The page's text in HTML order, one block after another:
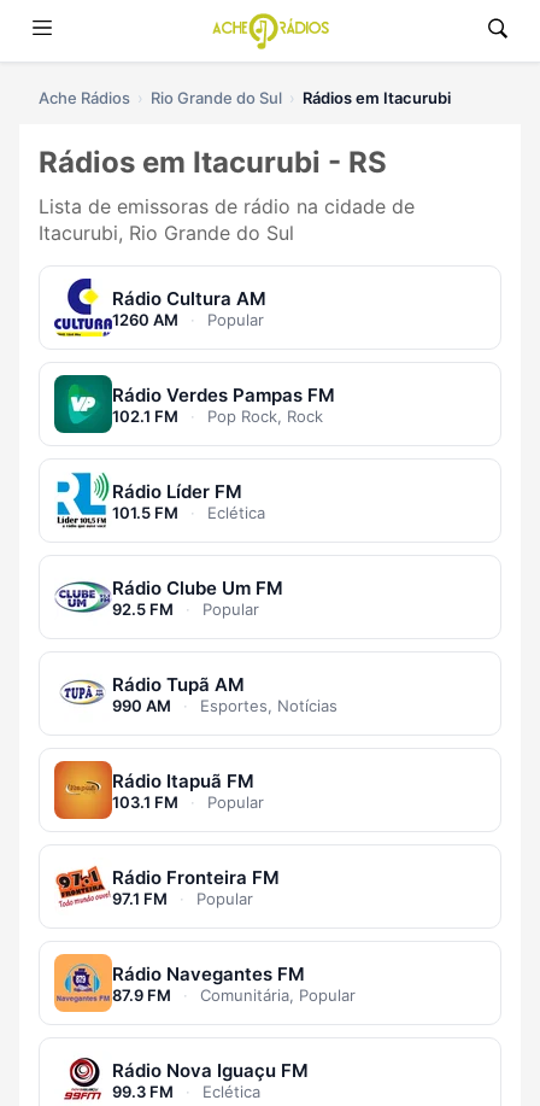
Ache Rádios Rio Grande do Sul Rádios em Itacurubi
Rádios em Itacurubi - RS
Lista de emissoras de rádio na cidade de
Itacurubi, Rio Grande do Sul
Rádio Cultura AM
1260 AM · Popular
Rádio Verdes Pampas FM
102.1 FM · Pop Rock, Rock
Rádio Líder FM
101.5 FM · Eclética
Rádio Clube Um FM
92.5 FM · Popular
Rádio Tupã AM
990 AM · Esportes, Notícias
Rádio Itapuã FM
103.1 FM · Popular
Rádio Fronteira FM
97.1 FM · Popular
Rádio Navegantes FM
87.9 FM · Comunitária, Popular
Rádio Nova Iguaçu FM
99.3 FM · Eclética